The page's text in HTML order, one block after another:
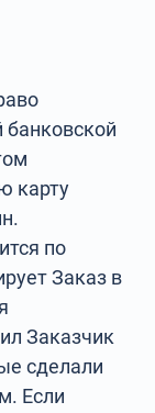
банковской
карту
по
Заказ в
Заказчик
сделали
Если